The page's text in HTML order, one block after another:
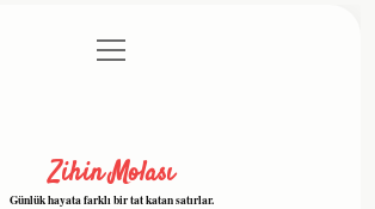
Gizlilik Politikası
menüyü
aç
Zihin Molası
Günlük hayata farklı bir tat katan satırlar.